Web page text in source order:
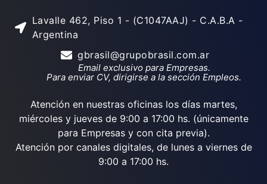
Lavalle 462, Piso 1 - (C1047AAJ) - C.A.B.A -
Argentina
gbrasil@grupobrasil.com.ar
Email exclusivo para Empresas.
Para enviar CV, dirigirse a la sección Empleos.
Atención en nuestras oficinas los días martes,
miércoles y jueves de 9:00 a 17:00 hs. (únicamente
para Empresas y con cita previa).
Atención por canales digitales, de lunes a viernes de
9:00 a 17:00 hs.